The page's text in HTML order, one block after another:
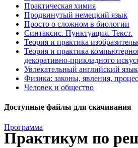
Практическая химия
Продвинутый немецкий язык
Просто о сложном в биологии
Синтаксис. Пунктуация. Текст.
Теория и практика
Теория и практика
декоративно-прикладного
Увлекательный английский язык
Физика: законы, явления,
Человек и общество
Доступные файлы для скачивания
Программа
Практикум по